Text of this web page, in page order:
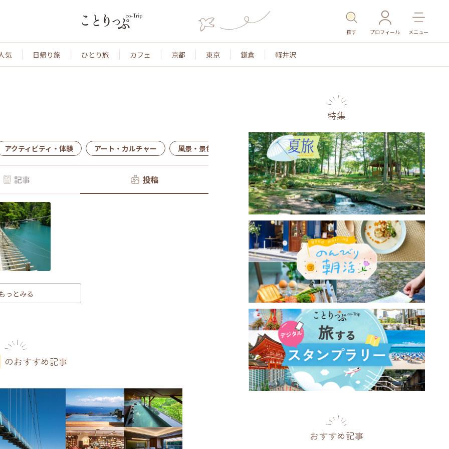
探す プロフィール メニュー
気 日帰り旅 ひとり旅 カフェ 京都 東京 鎌倉 軽井沢
アクティビティ・体験 アート・カルチャー 風景・景色 名所・旧跡 温泉・スパ その他施設 ごはん
記事 投稿
っとみる
のおすすめ記事
特集
おすすめ記事